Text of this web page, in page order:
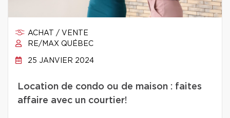
ACHAT / VENTE
RE/MAX QUÉBEC
25 JANVIER 2024
Location de condo ou de maison : faites
affaire avec un courtier!